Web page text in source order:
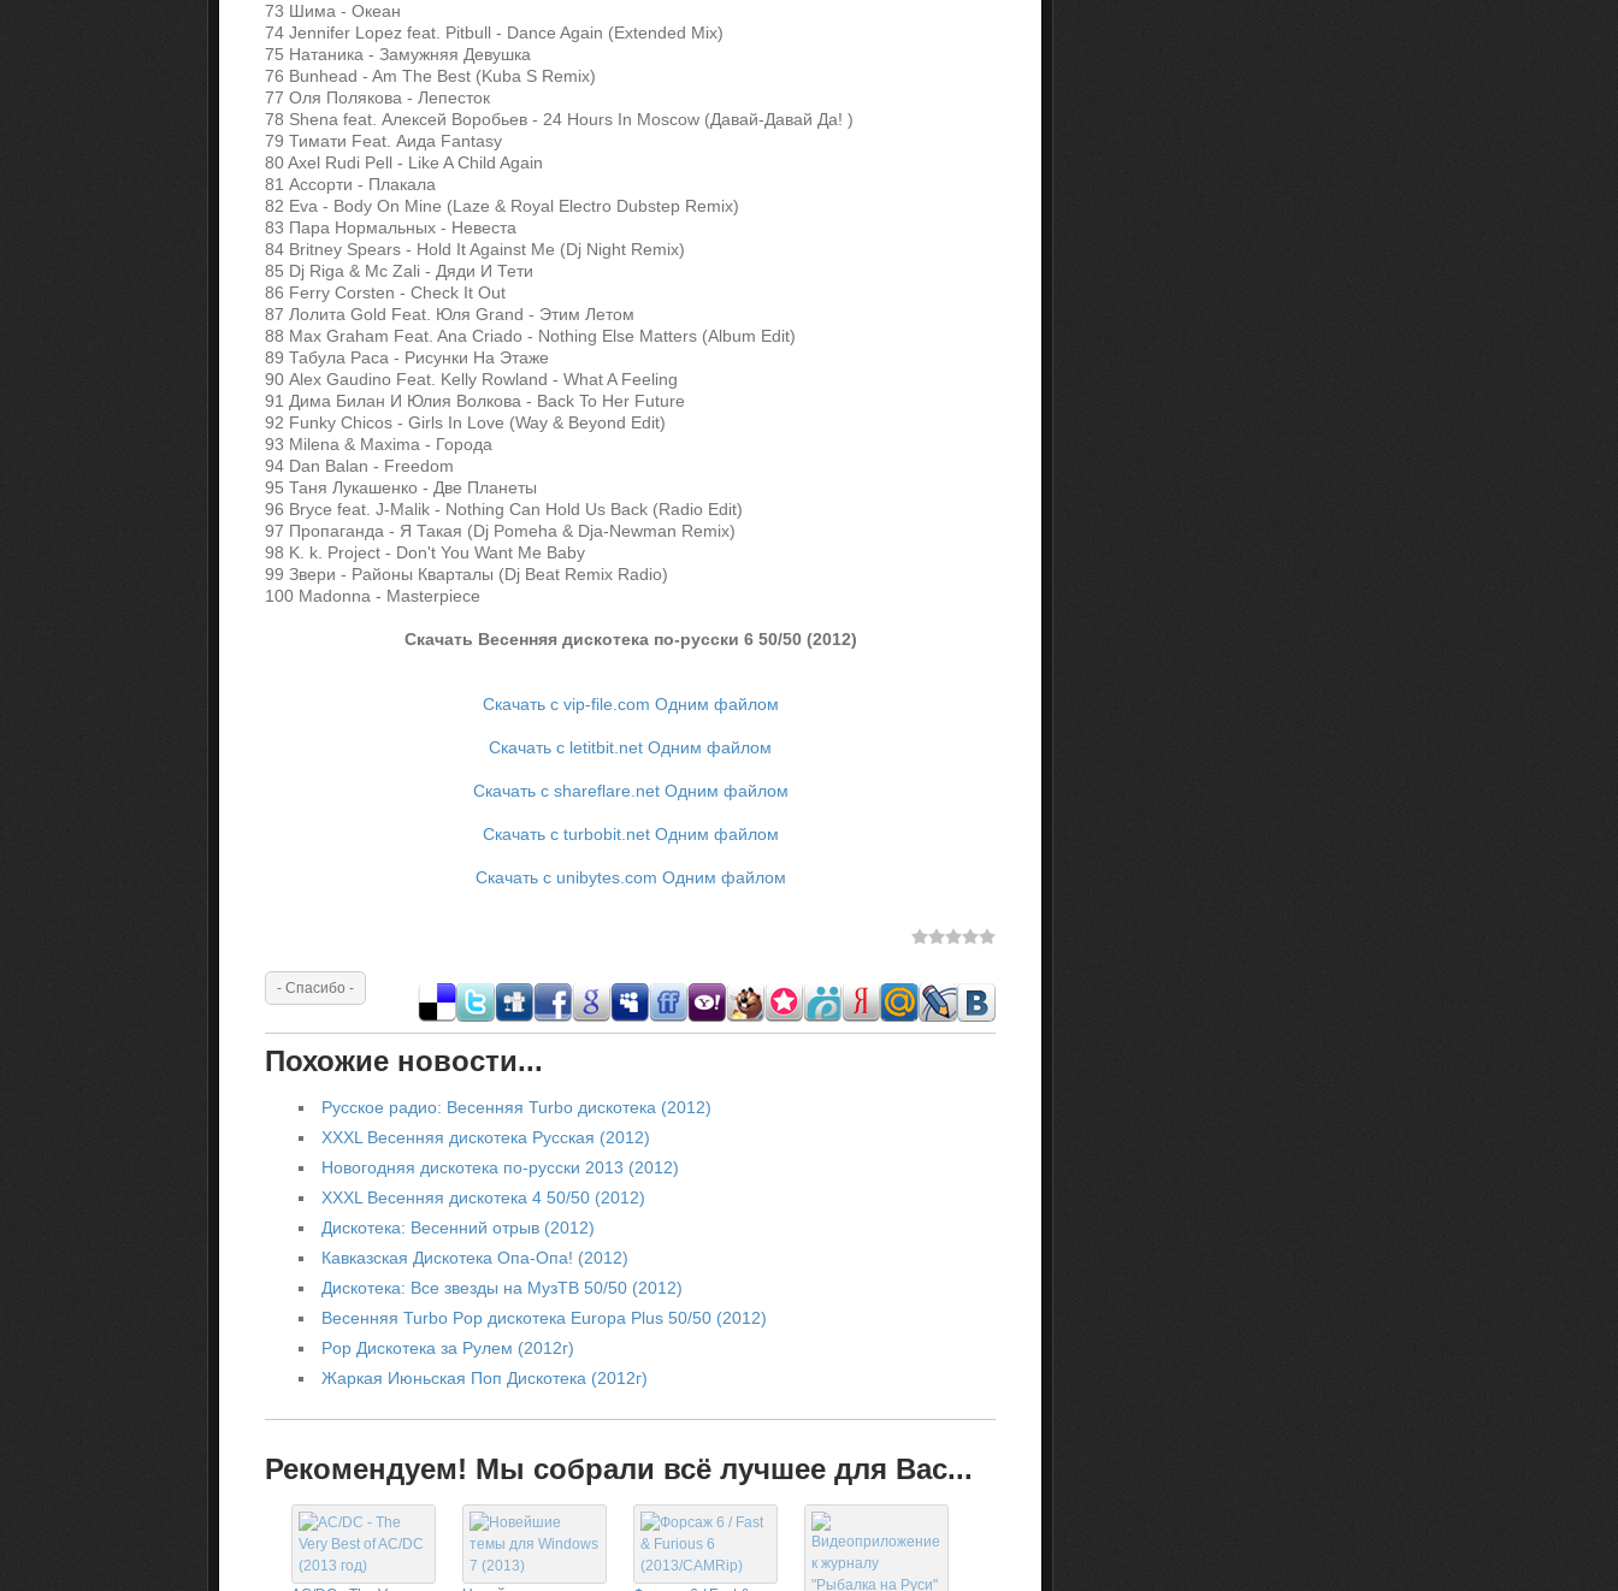
73 Шима - Океан
74 Jennifer Lopez feat. Pitbull - Dance Again (Extended Mix)
75 Натаника - Замужняя Девушка
76 Bunhead - Am The Best (Kuba S Remix)
77 Оля Полякова - Лепесток
78 Shena feat. Алексей Воробьев - 24 Hours In Moscow (Давай-Давай Да! )
79 Тимати Feat. Аида Fantasy
80 Axel Rudi Pell - Like A Child Again
81 Ассорти - Плакала
82 Eva - Body On Mine (Laze & Royal Electro Dubstep Remix)
83 Пара Нормальных - Невеста
84 Britney Spears - Hold It Against Me (Dj Night Remix)
85 Dj Riga & Mc Zali - Дяди И Тети
86 Ferry Corsten - Check It Out
87 Лолита Gold Feat. Юля Grand - Этим Летом
88 Max Graham Feat. Ana Criado - Nothing Else Matters (Album Edit)
89 Табула Раса - Рисунки На Этаже
90 Alex Gaudino Feat. Kelly Rowland - What A Feeling
91 Дима Билан И Юлия Волкова - Back To Her Future
92 Funky Chicos - Girls In Love (Way & Beyond Edit)
93 Milena & Maxima - Города
94 Dan Balan - Freedom
95 Таня Лукашенко - Две Планеты
96 Bryce feat. J-Malik - Nothing Can Hold Us Back (Radio Edit)
97 Пропаганда - Я Такая (Dj Pomeha & Dja-Newman Remix)
98 K. k. Project - Don't You Want Me Baby
99 Звери - Районы Кварталы (Dj Beat Remix Radio)
100 Madonna - Masterpiece
Скачать Весенняя дискотека по-русски 6 50/50 (2012)
Скачать с vip-file.com Одним файлом
Скачать с letitbit.net Одним файлом
Скачать с shareflare.net Одним файлом
Скачать с turbobit.net Одним файлом
Скачать с unibytes.com Одним файлом
Похожие новости...
Русское радио: Весенняя Turbo дискотека (2012)
XXXL Весенняя дискотека Русская (2012)
Новогодняя дискотека по-русски 2013 (2012)
XXXL Весенняя дискотека 4 50/50 (2012)
Дискотека: Весенний отрыв (2012)
Кавказская Дискотека Опа-Опа! (2012)
Дискотека: Все звезды на МузТВ 50/50 (2012)
Весенняя Turbo Pop дискотека Europa Plus 50/50 (2012)
Pop Дискотека за Рулем (2012г)
Жаркая Июньская Поп Дискотека (2012г)
Рекомендуем! Мы собрали всё лучшее для Вас...